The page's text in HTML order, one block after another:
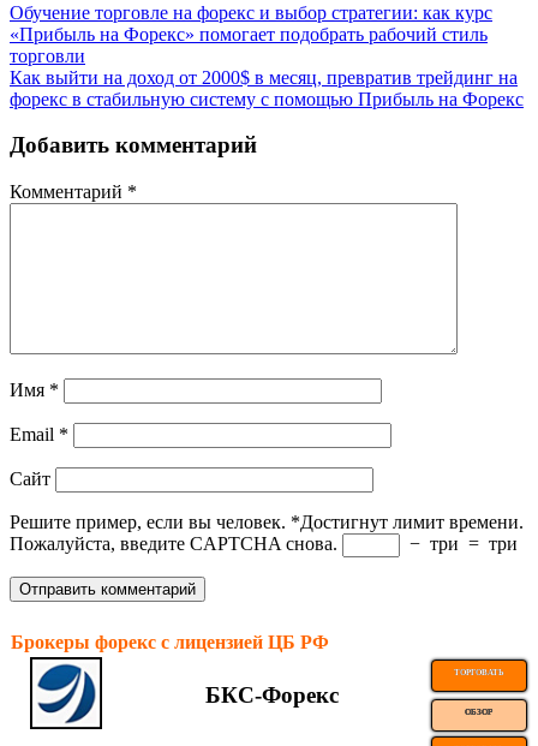
Обучение торговле на форекс и выбор стратегии: как курс
«Прибыль на Форекс» помогает подобрать рабочий стиль
торговли
Как выйти на доход от 2000$ в месяц, превратив трейдинг на
форекс в стабильную систему с помощью Прибыль на Форекс
Добавить комментарий
Комментарий *
Имя *
Email *
Сайт
Решите пример, если вы человек. *Достигнут лимит времени.
Пожалуйста, введите CAPTCHA снова.
− три = три
Брокеры форекс с лицензией ЦБ РФ
БКС-Форекс
ТОРГОВАТЬ
ОБЗОР